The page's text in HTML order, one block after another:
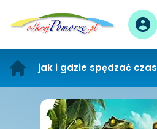
jak i gdzie spędzać czas